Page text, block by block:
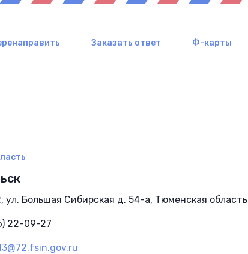
Заказать ответ Ф-карты
ул. Большая Сибирская д. 54-а, Тюменская область
22-09-27